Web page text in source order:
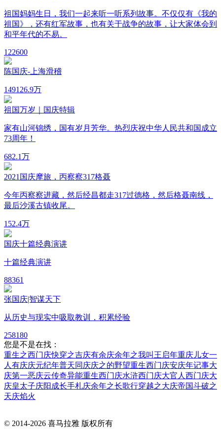
祖国妈妈生日，我们一起来听一听系列故事。不仅仅有《我的
祖国》，还有红军故事，也有关于战争的故事，让大家体会到
和平年代的不易。
122600
陈国庆-上海滑稽
149126.9万
祖国万岁｜国庆特辑
家有山河锦绣，国有岁月芳华。热烈庆祝中华人民共和国成立
73周年！
682.1万
2021国庆摩旅，丙察察317格聂
今年丙察察进藏，然后经昌都走317过德格，然后格聂南线，
最后沙溪古镇收尾。
152.4万
国庆十篇经典演讲
十篇经典演讲
88361
张国庆|智谋天下
从历史与现实中吸取教训，积累经验
258180
您是不是在找：
重生之西门庆快穿之吉庆有余庆余年之我叫王启年重庆儿女一
人有庆庆元纪年普天同庆庆之的野望重生西门庆安庆年记事大
庆第一恶庆云传奇异能重生西门庆水浒西门庆大官人西门庆大
庆皇太子庆阳成长手札庆余年之长歌行穿越之大庆帝国斗破之
天庆焰火
© 2014-2026 喜马拉雅 版权所有